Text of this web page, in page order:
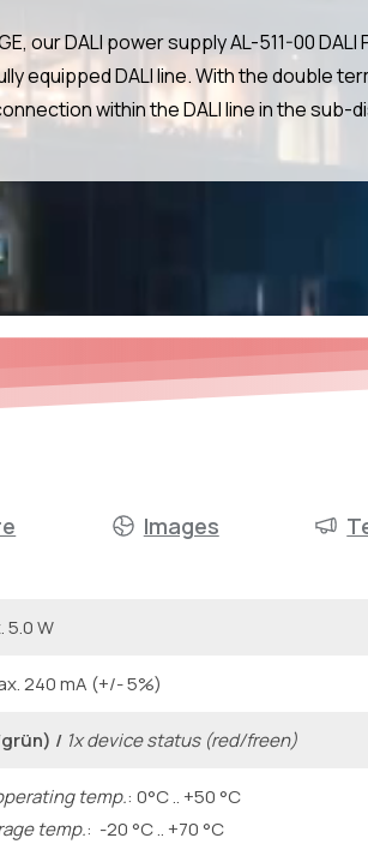
our DALI power supply AL-511-00 DALI
equipped DALI line. With the double
within the DALI line in the sub-
Images
5.0 W
240 mA (+/- 5%)
/ 1x device status (red/freen)
temp.: 0°C .. +50 °C
temp.: -20 °C .. +70 °C